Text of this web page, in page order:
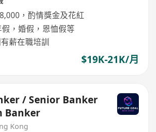
，酌情獎金及花紅
，婚假，恩恤假等
薪在職培訓
$19K-21K/月
/ Senior Banker
Banker
Kong